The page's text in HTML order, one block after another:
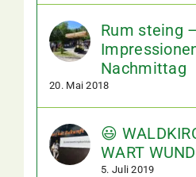
Rum steing
Nachmittag
20. Mai 2018
😃
WART
5. Juli 2019